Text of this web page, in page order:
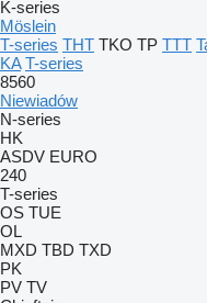
K-series
Möslein
T-series THT TKO TP TTT
KA T-series
8560
Niewiadów
N-series
HK
ASDV EURO
240
T-series
OS TUE
OL
MXD TBD TXD
PK
PV TV